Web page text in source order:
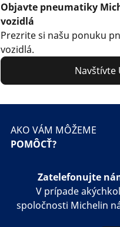
Objavte pneumatiky
vozidlá
Prezrite si našu ponuku
vozidlá.
Navštívte
AKO VÁM MÔŽEME
POMÔCŤ?
Zatelefonujte
V prípade
spoločnosti Michelin